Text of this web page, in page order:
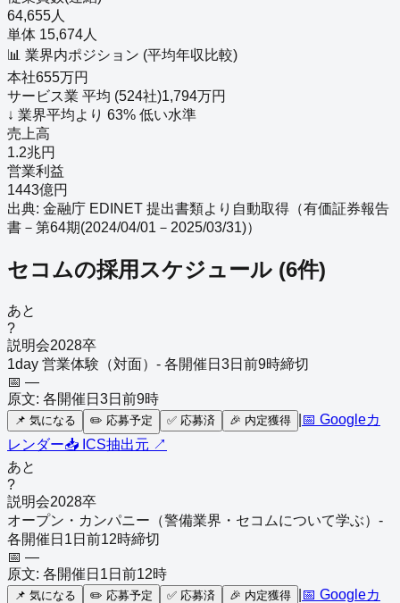
64,655人
単体 15,674人
📊 業界内ポジション (平均年収比較)
本社655万円
サービス業 平均 (524社)1,794万円
↓ 業界平均より 63% 低い水準
売上高
1.2兆円
営業利益
1443億円
出典: 金融庁 EDINET 提出書類より自動取得（有価証券報告
書－第64期(2024/04/01－2025/03/31)）
セコムの採用スケジュール (6件)
あと
?
説明会2028卒
1day 営業体験（対面）- 各開催日3日前9時締切
📅 —
原文: 各開催日3日前9時
📌 気になる ✏️ 応募予定 ✅ 応募済 🎉 内定獲得
📅 Googleカ
レンダー📥 ICS抽出元 ↗
あと
?
説明会2028卒
オープン・カンパニー（警備業界・セコムについて学ぶ）-
各開催日1日前12時締切
📅 —
原文: 各開催日1日前12時
📌 気になる ✏️ 応募予定 ✅ 応募済 🎉 内定獲得 📅 Googleカ